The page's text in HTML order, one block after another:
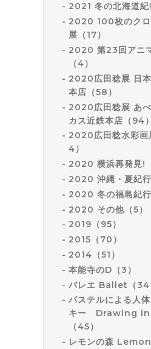
2021 冬の北海道紀
2020 100枚のクロ
展（17）
2020 第23回アニ
（4）
2020広田稔展 日
本店（58）
2020広田稔展 あ
カス近鉄本店（94）
2020広田稔水彩画
4）
2020 横浜再発見!
2020 沖縄・夏紀行
2020 冬の福島紀行
2020 その他（5）
2019（95）
2015（70）
2014（51）
本能寺のD（3）
バレエ Ballet（34
パステルによる人
キー Drawing in
（45）
レモンの森